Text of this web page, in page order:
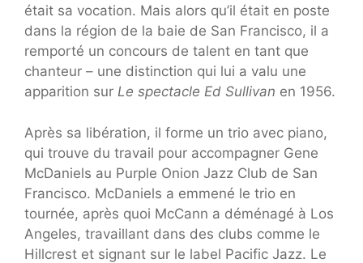
était sa vocation. Mais alors qu’il était en poste
dans la région de la baie de San Francisco, il a
remporté un concours de talent en tant que
chanteur – une distinction qui lui a valu une
apparition sur Le spectacle Ed Sullivan en 1956.
Après sa libération, il forme un trio avec piano,
qui trouve du travail pour accompagner Gene
McDaniels au Purple Onion Jazz Club de San
Francisco. McDaniels a emmené le trio en
tournée, après quoi McCann a déménagé à Los
Angeles, travaillant dans des clubs comme le
Hillcrest et signant sur le label Pacific Jazz. Le